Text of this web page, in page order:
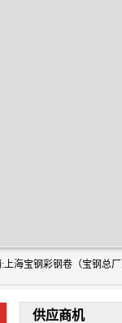
供应商机